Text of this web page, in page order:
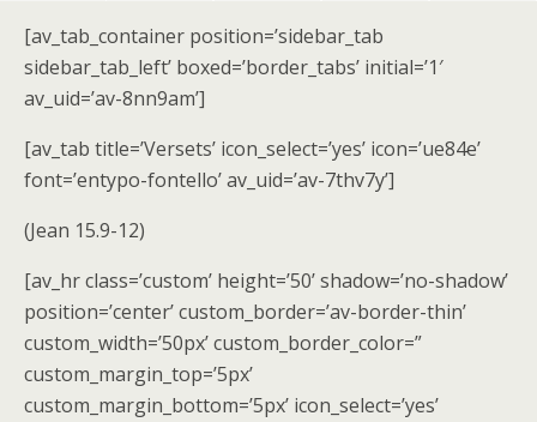
[av_tab_container position=’sidebar_tab
sidebar_tab_left’ boxed=’border_tabs’ initial=’1′
av_uid=’av-8nn9am’]
[av_tab title=’Versets’ icon_select=’yes’ icon=’ue84e’
font=’entypo-fontello’ av_uid=’av-7thv7y’]
(Jean 15.9-12)
[av_hr class=’custom’ height=’50’ shadow=’no-shadow’
position=’center’ custom_border=’av-border-thin’
custom_width=’50px’ custom_border_color=”
custom_margin_top=’5px’
custom_margin_bottom=’5px’ icon_select=’yes’